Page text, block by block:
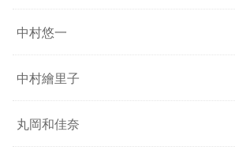
中村悠一
中村繪里子
丸岡和佳奈